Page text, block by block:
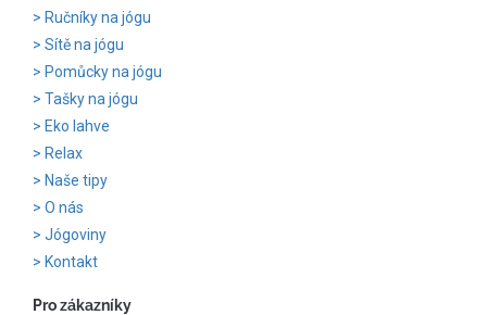
Ručníky na jógu
Sítě na jógu
Pomůcky na jógu
Tašky na jógu
Eko lahve
Relax
Naše tipy
O nás
Jógoviny
Kontakt
Pro zákazníky